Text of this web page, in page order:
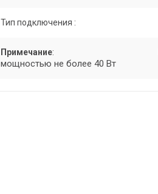
Тип подключения :
Примечание:
мощностью не более 40 Вт